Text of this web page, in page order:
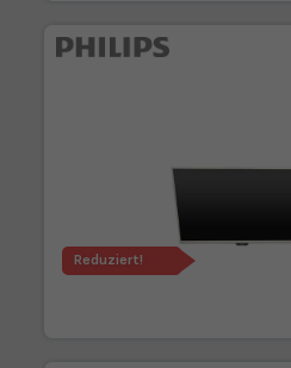
Reduziert!